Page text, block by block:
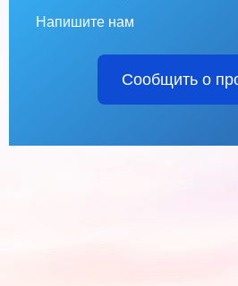
Напишите нам
Сообщить о